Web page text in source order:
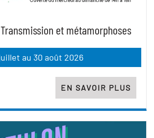
et métamorphoses
au 30 août 2026
EN SAVOIR PLUS